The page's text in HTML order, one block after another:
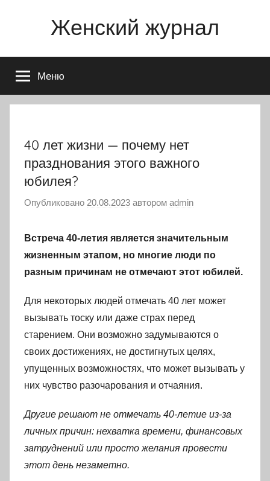
Женский журнал
Меню
40 лет жизни — почему нет
празднования этого важного
юбилея?
Опубликовано 20.08.2023 автором admin
Встреча 40-летия является значительным
жизненным этапом, но многие люди по
разным причинам не отмечают этот юбилей.
Для некоторых людей отмечать 40 лет может
вызывать тоску или даже страх перед
старением. Они возможно задумываются о
своих достижениях, не достигнутых целях,
упущенных возможностях, что может вызывать у
них чувство разочарования и отчаяния.
Другие решают не отмечать 40-летие из-за
личных причин: нехватка времени, финансовых
затруднений или просто желания провести
этот день незаметно.